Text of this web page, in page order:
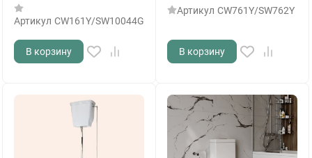
Артикул CW161Y/SW10044G
В корзину
Артикул CW761Y/SW762Y
В корзину